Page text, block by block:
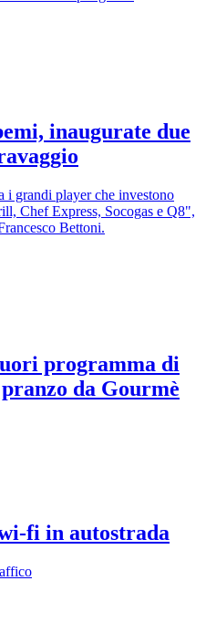
inaugurate due
i grandi player che investono
Chef Express, Socogas e Q8",
Bettoni.
programma di
da Gourmè
fi in autostrada